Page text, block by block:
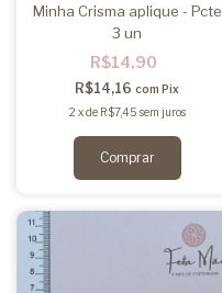
Minha Crisma aplique - Pcte
3 un
R$14,90
R$14,16com Pix
2 xde R$7,45 sem juros